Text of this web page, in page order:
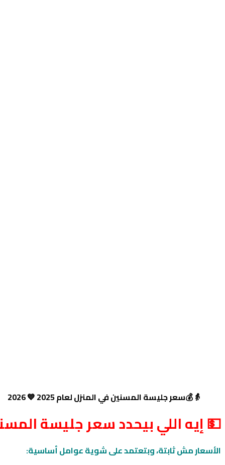
👵💰سعر جليسة المسنين في المنزل لعام 2025 💙 2026
💵 إيه اللي بيحدد سعر جليسة
الأسعار مش ثابتة، وبتعتمد على شوية عوامل أساسية: